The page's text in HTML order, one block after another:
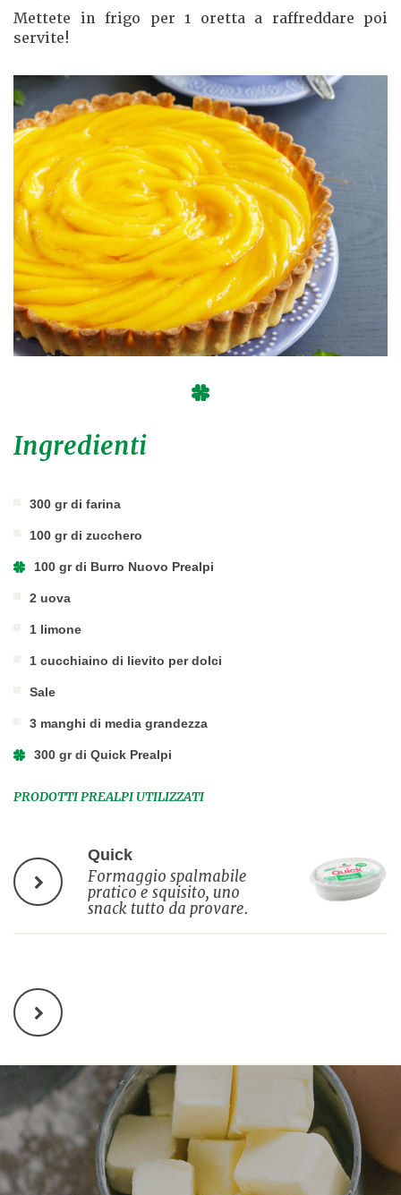
Mettete in frigo per 1 oretta a raffreddare poi
servite!
Ingredienti
300 gr di farina
100 gr di zucchero
100 gr di Burro Nuovo Prealpi
2 uova
1 limone
1 cucchiaino di lievito per dolci
Sale
3 manghi di media grandezza
300 gr di Quick Prealpi
PRODOTTI PREALPI UTILIZZATI
Quick
Formaggio spalmabile
pratico e squisito, uno
snack tutto da provare.